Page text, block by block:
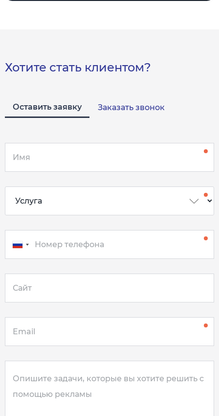
Хотите стать клиентом?
Оставить заявку Заказать звонок